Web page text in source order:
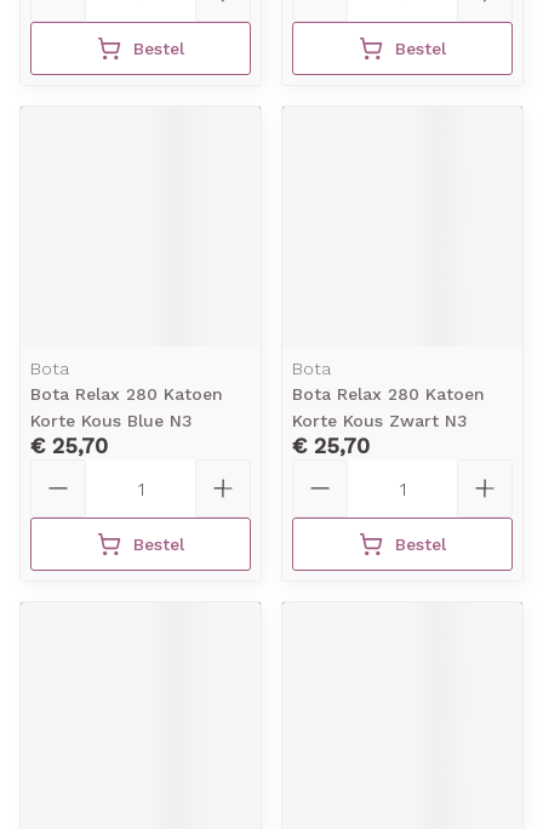
Bestel Bestel
Bota
Bota Relax 280 Katoen
Korte Kous Blue N3
€ 25,70
Bestel
Bota
Bota Relax 280 Katoen
Korte Kous Zwart N3
€ 25,70
Bestel